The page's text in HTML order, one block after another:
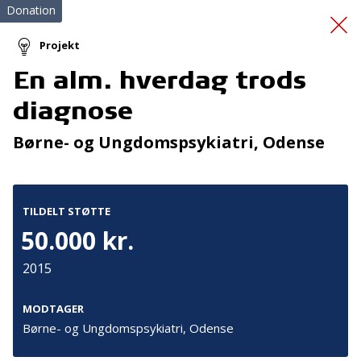
Bedre kontakt til egen
krop
Donation
Projekt
En alm. hverdag trods
diagnose
Børne- og Ungdomspsykiatri, Odense
TILDELT STØTTE
50.000 kr.
2015
MODTAGER
Børne- og Ungdomspsykiatri, Odense
Tilmeld nyhedsbrev
De seneste nyheder om TrygFondens og TryghedsGruppens
aktiviteter direkte i din indbakke.